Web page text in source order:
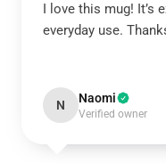
I love this mug!
everyday use.
N Naomi
Verified owner